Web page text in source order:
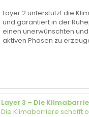
Layer 2 unterstützt die
und garantiert in der
einen unerwünschten
aktiven Phasen zu
Layer 3 – Die
Die Klimabarriere schafft